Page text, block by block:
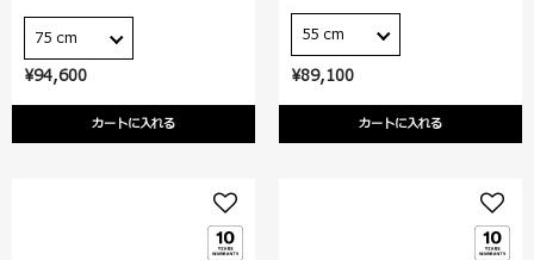
¥94,600
カートに入れる
75 cm
¥89,100
カートに入れる
55 cm